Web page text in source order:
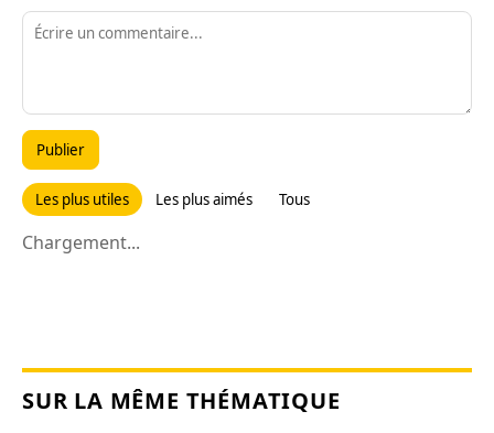
Publier
Les plus utiles Les plus aimés Tous
Chargement...
SUR LA MÊME THÉMATIQUE